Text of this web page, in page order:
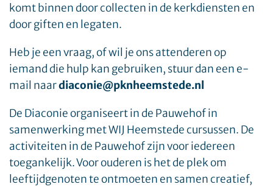
komt binnen door collecten in de kerkdiensten en
door giften en legaten.
Heb je een vraag, of wil je ons attenderen op
iemand die hulp kan gebruiken, stuur dan een e-
mail naardiaconie@pknheemstede.nl
De Diaconie organiseert in de Pauwehof in
samenwerking met WIJ Heemstede cursussen. De
activiteiten in de Pauwehof zijn voor iedereen
toegankelijk. Voor ouderen is het de plek om
leeftijdgenoten te ontmoeten en samen creatief,